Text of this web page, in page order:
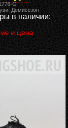
G
Демисезон
в наличии:
и цена